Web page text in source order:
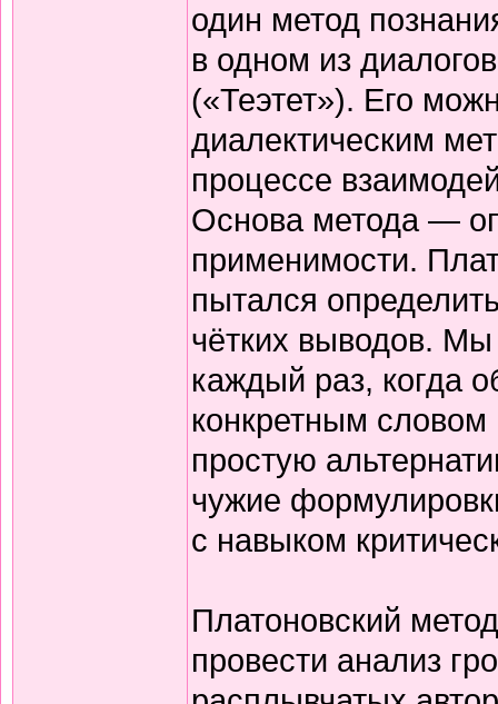
один метод
в одном из
(«Теэтет»). Его
диалектическим
процессе
Основа метода —
применимости.
пытался
чётких выводов.
каждый раз, когда
конкретным
простую
чужие
с навыком
Платоновский
провести анализ